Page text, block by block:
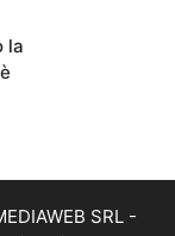
la
SRL -